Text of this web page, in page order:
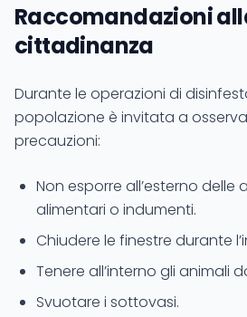
Raccomandazioni
cittadinanza
Durante le operazioni di
popolazione è invitata a
precauzioni:
Non esporre all’esterno delle
alimentari o indumenti.
Chiudere le finestre durante
Tenere all’interno gli animali
Svuotare i sottovasi.